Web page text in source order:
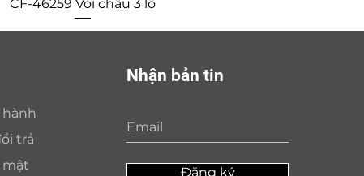
CF-46259 Vòi chậu 3 lỗ
hành
trả
mật
Nhận bản tin
Đăng ký